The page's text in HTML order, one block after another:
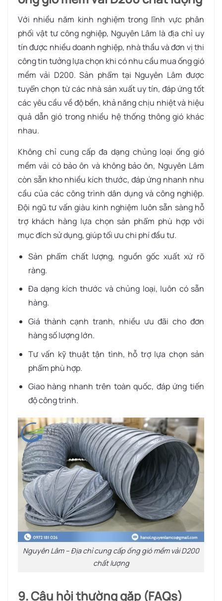
Với nhiều năm kinh nghiệm trong lĩnh vực phân
phối vật tư công nghiệp, Nguyên Lâm là địa chỉ uy
tín được nhiều doanh nghiệp, nhà thầu và đơn vị thi
công tin tưởng lựa chọn khi có nhu cầu mua ống gió
mềm vải D200. Sản phẩm tại Nguyên Lâm được
tuyển chọn từ các nhà sản xuất uy tín, đáp ứng tốt
các yêu cầu về độ bền, khả năng chịu nhiệt và hiệu
quả dẫn gió trong nhiều hệ thống thông gió khác
nhau.
Không chỉ cung cấp đa dạng chủng loại ống gió
mềm vải có bảo ôn và không bảo ôn, Nguyên Lâm
còn sẵn kho nhiều kích thước, đáp ứng nhanh nhu
cầu của các công trình dân dụng và công nghiệp.
Đội ngũ tư vấn giàu kinh nghiệm luôn sẵn sàng hỗ
trợ khách hàng lựa chọn sản phẩm phù hợp với
mục đích sử dụng, giúp tối ưu chi phí đầu tư.
Sản phẩm chất lượng, nguồn gốc xuất xứ rõ
ràng.
Đa dạng kích thước và chủng loại, luôn có sẵn
hàng.
Giá thành cạnh tranh, nhiều ưu đãi cho đơn
hàng số lượng lớn.
Tư vấn kỹ thuật tận tình, hỗ trợ lựa chọn sản
phẩm phù hợp.
Giao hàng nhanh trên toàn quốc, đáp ứng tiến
độ công trình.
Nguyên Lâm – Địa chỉ cung cấp ống gió mềm vải D200
chất lượng
9. Câu hỏi thường gặp (FAQs)